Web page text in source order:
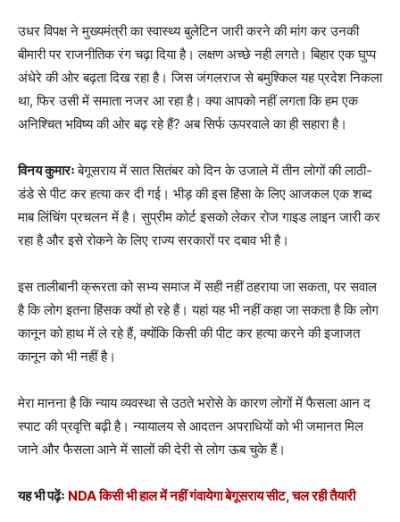
उधर विपक्ष ने मुख्यमंत्री का स्वास्थ्य बुलेटिन जारी करने की मांग कर उनकी
बीमारी पर राजनीतिक रंग चढ़ा दिया है। लक्षण अच्छे नही लगते। बिहार एक घुप्प
अंधेरे की ओर बढ़ता दिख रहा है। जिस जंगलराज से बमुश्किल यह प्रदेश निकला
था, फिर उसी में समाता नजर आ रहा है। क्या आपको नहीं लगता कि हम एक
अनिश्चित भविष्य की ओर बढ़ रहे हैं? अब सिर्फ ऊपरवाले का ही सहारा है।
विनय कुमारःबेगूसराय में सात सितंबर को दिन के उजाले में तीन लोगों की लाठी-
डंडे से पीट कर हत्या कर दी गई। भीड़ की इस हिंसा के लिए आजकल एक शब्द
माब लिंचिंग प्रचलन में है। सुप्रीम कोर्ट इसको लेकर रोज गाइड लाइन जारी कर
रहा है और इसे रोकने के लिए राज्य सरकारों पर दबाव भी है।
इस तालीबानी क्रूरता को सभ्य समाज में सही नहीं ठहराया जा सकता, पर सवाल
है कि लोग इतना हिंसक क्यों हो रहे हैं। यहां यह भी नहीं कहा जा सकता है कि लोग
कानून को हाथ में ले रहे हैं, क्योंकि किसी की पीट कर हत्या करने की इजाजत
कानून को भी नहीं है।
मेरा मानना है कि न्याय व्यवस्था से उठते भरोसे के कारण लोगों में फैसला आन द
स्पाट की प्रवृत्ति बढ़ी है। न्यायालय से आदतन अपराधियों को भी जमानत मिल
जाने और फैसला आने में सालों की देरी से लोग ऊब चुके हैं।
यह भी पढ़ेंः NDA किसी भी हाल में नहीं गंवायेगा बेगूसराय सीट, चल रही तैयारी